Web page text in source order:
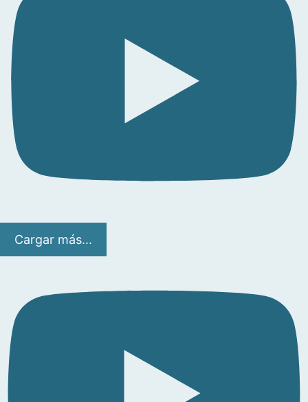
Cargar más...